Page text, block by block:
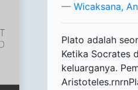
Wicaksana,
Plato adalah
Ketika Socrates
keluarganya.